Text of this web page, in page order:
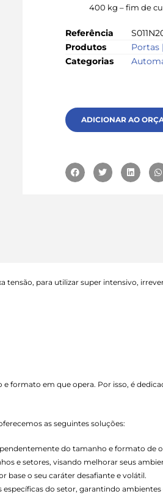
400 kg – fim de
Referência
Produtos
Portas
Categorias
ADICIONAR AO
tensão, para utilizar super intensivo,
formato em que opera. Por isso, é
as seguintes soluções:
do tamanho e formato de
e setores, visando melhorar seus
base o seu caráter desafiante e volátil.
do setor, garantindo